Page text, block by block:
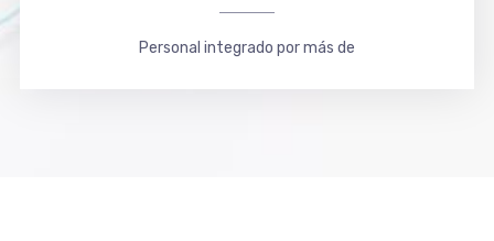
Personal integrado por más de